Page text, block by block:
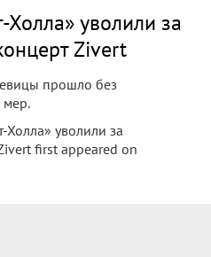
Холла» уволили за
Zivert
прошло без
Холла» уволили за
first appeared on